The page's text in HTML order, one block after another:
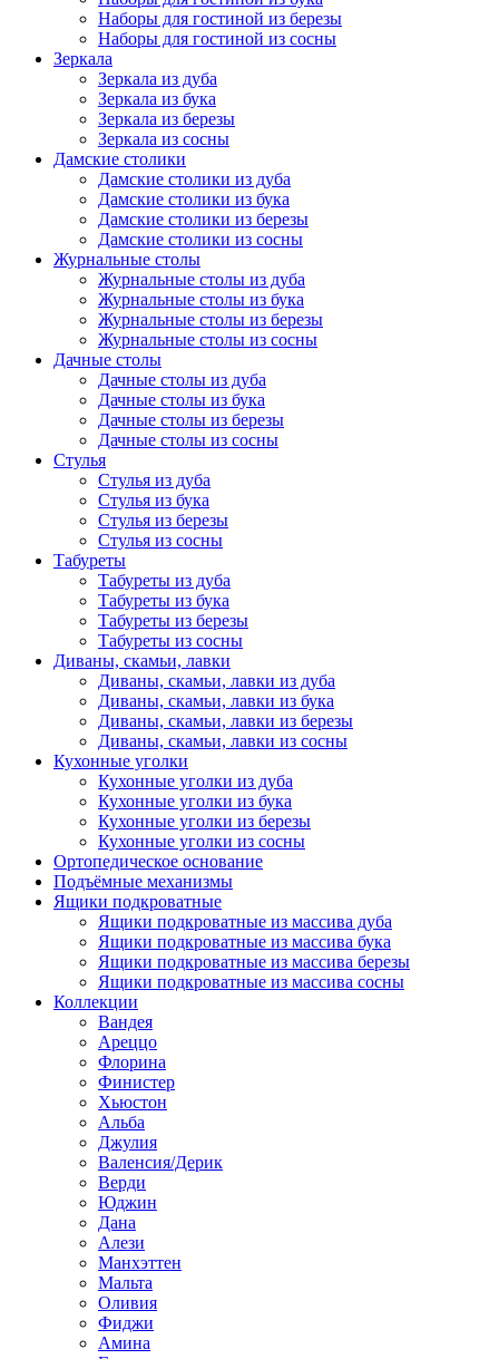
Наборы для гостиной из березы
Наборы для гостиной из сосны
Зеркала
Зеркала из дуба
Зеркала из бука
Зеркала из березы
Зеркала из сосны
Дамские столики
Дамские столики из дуба
Дамские столики из бука
Дамские столики из березы
Дамские столики из сосны
Журнальные столы
Журнальные столы из дуба
Журнальные столы из бука
Журнальные столы из березы
Журнальные столы из сосны
Дачные столы
Дачные столы из дуба
Дачные столы из бука
Дачные столы из березы
Дачные столы из сосны
Стулья
Стулья из дуба
Стулья из бука
Стулья из березы
Стулья из сосны
Табуреты
Табуреты из дуба
Табуреты из бука
Табуреты из березы
Табуреты из сосны
Диваны, скамьи, лавки
Диваны, скамьи, лавки из дуба
Диваны, скамьи, лавки из бука
Диваны, скамьи, лавки из березы
Диваны, скамьи, лавки из сосны
Кухонные уголки
Кухонные уголки из дуба
Кухонные уголки из бука
Кухонные уголки из березы
Кухонные уголки из сосны
Ортопедическое основание
Подъёмные механизмы
Ящики подкроватные
Ящики подкроватные из массива дуба
Ящики подкроватные из массива бука
Ящики подкроватные из массива березы
Ящики подкроватные из массива сосны
Коллекции
Вандея
Ареццо
Флорина
Финистер
Хьюстон
Альба
Джулия
Валенсия/Дерик
Верди
Юджин
Дана
Алези
Манхэттен
Мальта
Оливия
Фиджи
Амина